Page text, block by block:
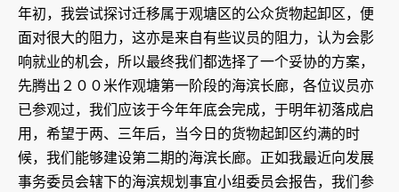
年初，我尝试探讨迁移属于观塘区的公众货物起卸区，便
面对很大的阻力，这亦是来自有些议员的阻力，认为会影
响就业的机会，所以最终我们都选择了一个妥协的方案，
先腾出２００米作观塘第一阶段的海滨长廊，各位议员亦
已参观过，我们应该于今年年底会完成，于明年初落成启
用，希望于两、三年后，当今日的货物起卸区约满的时
候，我们能够建设第二期的海滨长廊。正如我最近向发展
事务委员会辖下的海滨规划事宜小组委员会报告，我们参